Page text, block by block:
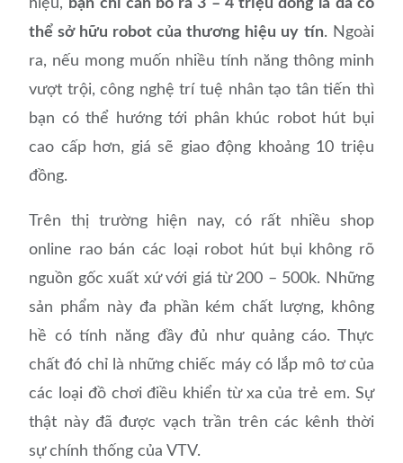
hiệu, bạn chỉ cần bỏ ra 3 – 4 triệu đồng là đã có
thể sở hữu robot của thương hiệu uy tín. Ngoài
ra, nếu mong muốn nhiều tính năng thông minh
vượt trội, công nghệ trí tuệ nhân tạo tân tiến thì
bạn có thể hướng tới phân khúc robot hút bụi
cao cấp hơn, giá sẽ giao động khoảng 10 triệu
đồng.
Trên thị trường hiện nay, có rất nhiều shop
online rao bán các loại robot hút bụi không rõ
nguồn gốc xuất xứ với giá từ 200 – 500k. Những
sản phẩm này đa phần kém chất lượng, không
hề có tính năng đầy đủ như quảng cáo. Thực
chất đó chỉ là những chiếc máy có lắp mô tơ của
các loại đồ chơi điều khiển từ xa của trẻ em. Sự
thật này đã được vạch trần trên các kênh thời
sự chính thống của VTV.